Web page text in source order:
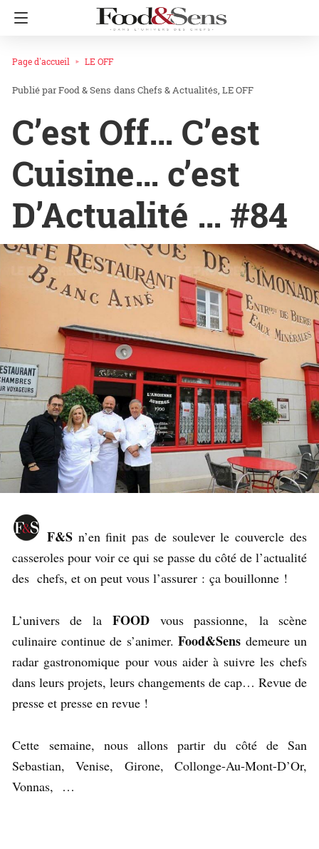
Page d'accueil LE OFF
Food & Sens dans Chefs & Actualités LE OFF
C’est Off… C’est
Cuisine… c’est
D’Actualité … #84
F&Sn’en finit pas de soulever le couvercle des
casseroles pour voir ce qui se passe du côté de l’actualité
des chefs, et on peut vous l’assurer : ça bouillonne !
L’univers de la FOODvous passionne, la scène
culinaire continue de s’animer.Food&Sens demeure un
radar gastronomique pour vous aider à suivre les chefs
dans leurs projets, leurs changements de cap… Revue de
presse et presse en revue !
Cette semaine, nous allons partir du côté de San
Sebastian, Venise, Girone, Collonge-Au-Mont-D’Or,
Vonnas, …